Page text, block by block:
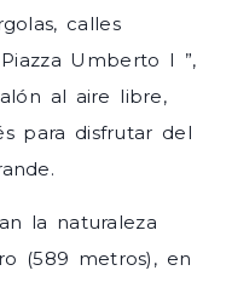
calles
Umberto I ”,
al aire libre,
para disfrutar del
la naturaleza
(589 metros), en